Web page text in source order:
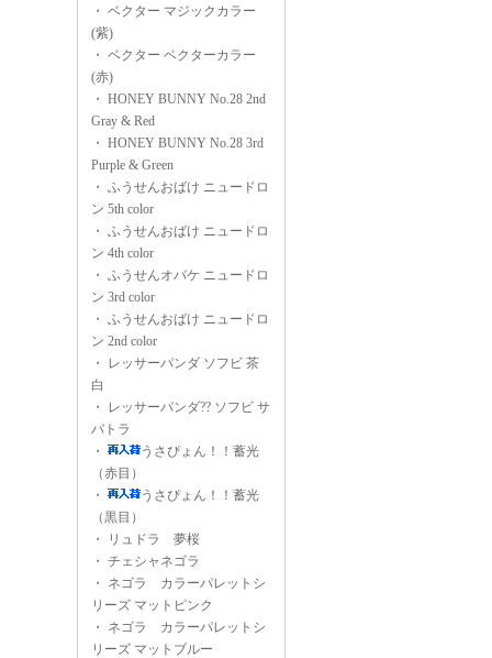
・ ベクター マジックカラー
(紫)
・ ベクター ベクターカラー
(赤)
・ HONEY BUNNY No.28 2nd
Gray & Red
・ HONEY BUNNY No.28 3rd
Purple & Green
・ ふうせんおばけ ニュードロ
ン 5th color
・ ふうせんおばけ ニュードロ
ン 4th color
・ ふうせんオバケ ニュードロ
ン 3rd color
・ ふうせんおばけ ニュードロ
ン 2nd color
・
レッサーパンダ ソフビ 茶
白
・
レッサーパンダ?? ソフビ サ
バトラ
・
うさぴょん！！蓄光
（赤目）
・
うさぴょん！！蓄光
（黒目）
・
リュドラ 夢桜
・ チェシャネゴラ
・ ネゴラ カラーパレットシ
リーズ マットピンク
・ ネゴラ カラーパレットシ
リーズ マットブルー